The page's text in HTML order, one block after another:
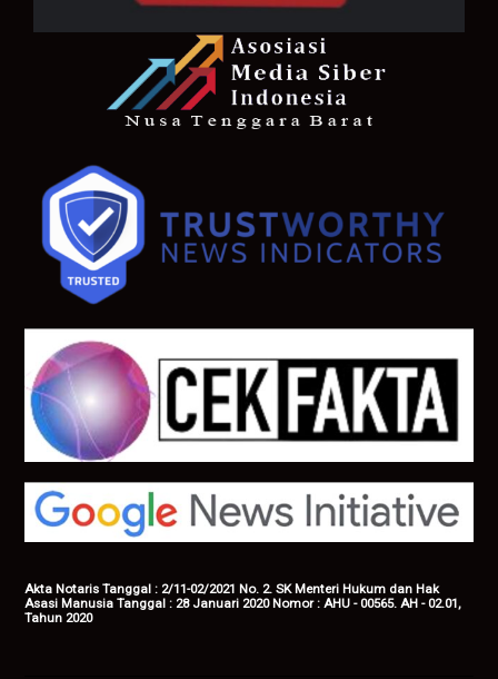
Akta Notaris Tanggal : 2/11-02/2021 No. 2. SK Menteri Hukum dan Hak
Asasi Manusia Tanggal : 28 Januari 2020 Nomor : AHU - 00565. AH - 02.01,
Tahun 2020